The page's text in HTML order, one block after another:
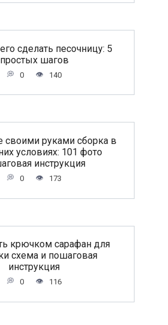
сделать песочницу: 5
простых шагов
0 140
своими руками сборка в
условиях: 101 фото
инструкция
0 173
крючком сарафан для
схема и пошаговая
инструкция
0 116